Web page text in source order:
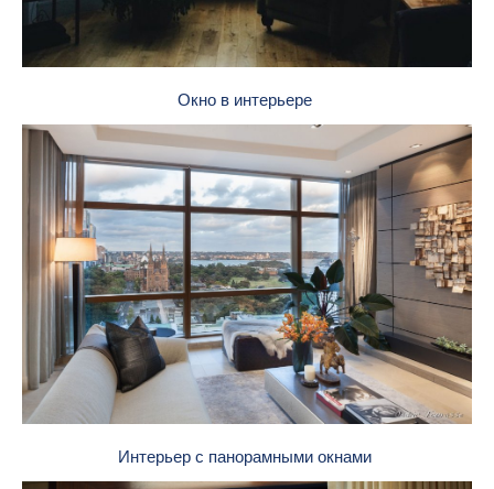
Окно в интерьере
Интерьер с панорамными окнами